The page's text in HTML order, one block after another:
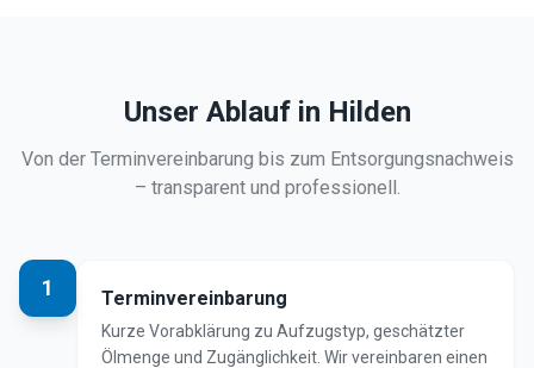
Unser Ablauf in Hilden
Von der Terminvereinbarung bis zum Entsorgungsnachweis
– transparent und professionell.
1 Terminvereinbarung
Kurze Vorabklärung zu Aufzugstyp, geschätzter
Ölmenge und Zugänglichkeit. Wir vereinbaren einen